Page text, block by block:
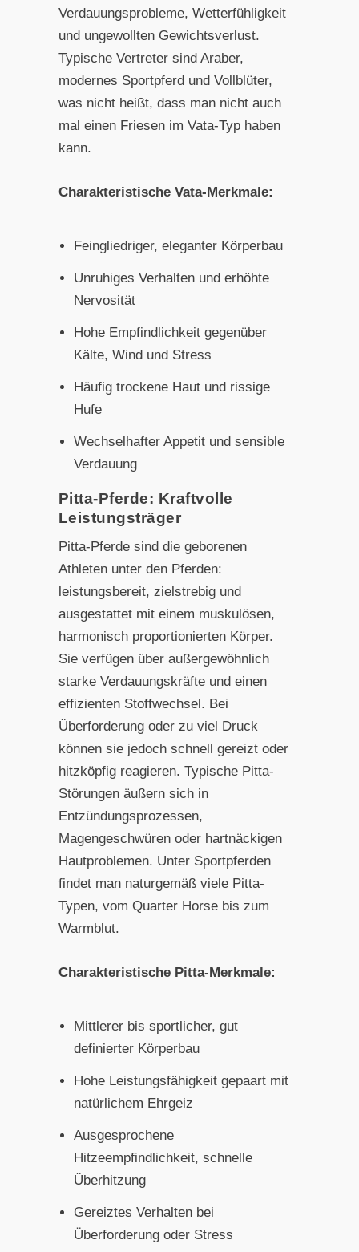
Verdauungsprobleme, Wetterfühligkeit
und ungewollten Gewichtsverlust.
Typische Vertreter sind Araber,
modernes Sportpferd und Vollblüter,
was nicht heißt, dass man nicht auch
mal einen Friesen im Vata-Typ haben
kann.
Charakteristische Vata-Merkmale:
Feingliedriger, eleganter Körperbau
Unruhiges Verhalten und erhöhte
Nervosität
Hohe Empfindlichkeit gegenüber
Kälte, Wind und Stress
Häufig trockene Haut und rissige
Hufe
Wechselhafter Appetit und sensible
Verdauung
Pitta-Pferde: Kraftvolle
Leistungsträger
Pitta-Pferde sind die geborenen
Athleten unter den Pferden:
leistungsbereit, zielstrebig und
ausgestattet mit einem muskulösen,
harmonisch proportionierten Körper.
Sie verfügen über außergewöhnlich
starke Verdauungskräfte und einen
effizienten Stoffwechsel. Bei
Überforderung oder zu viel Druck
können sie jedoch schnell gereizt oder
hitzköpfig reagieren. Typische Pitta-
Störungen äußern sich in
Entzündungsprozessen,
Magengeschwüren oder hartnäckigen
Hautproblemen. Unter Sportpferden
findet man naturgemäß viele Pitta-
Typen, vom Quarter Horse bis zum
Warmblut.
Charakteristische Pitta-Merkmale:
Mittlerer bis sportlicher, gut
definierter Körperbau
Hohe Leistungsfähigkeit gepaart mit
natürlichem Ehrgeiz
Ausgesprochene
Hitzeempfindlichkeit, schnelle
Überhitzung
Gereiztes Verhalten bei
Überforderung oder Stress